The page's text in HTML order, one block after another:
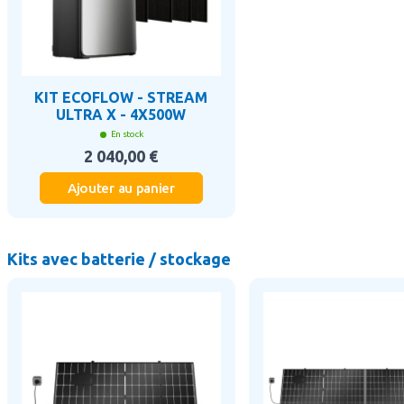
KIT ECOFLOW - STREAM
ULTRA X - 4X500W
En stock
2 040,00 €
Ajouter au panier
Kits avec batterie / stockage